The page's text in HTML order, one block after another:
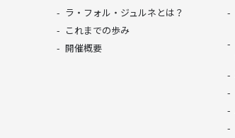
ラ・フォル・ジュルネとは？
これまでの歩み
開催概要